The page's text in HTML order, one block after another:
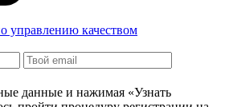
управлению качеством
данные и нажимая «Узнать